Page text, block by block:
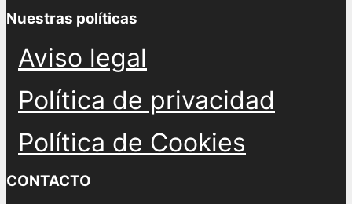
Nuestras políticas
Aviso legal
Política de privacidad
Política de Cookies
CONTACTO